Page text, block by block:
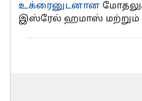
உக்ரைனுடனான
இஸ்ரேல் ஹமாஸ் மற்றும்